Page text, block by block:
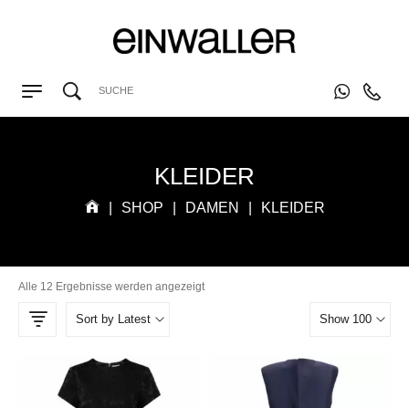
KLEIDER
SHOP DAMEN KLEIDER
Alle 12 Ergebnisse werden angezeigt
Sort by Latest Show 100